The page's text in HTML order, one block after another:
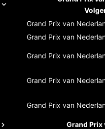
Grand Prix van
Grand Prix van
Grand Prix van
Grand Prix van
Grand Prix van
Grand Prix